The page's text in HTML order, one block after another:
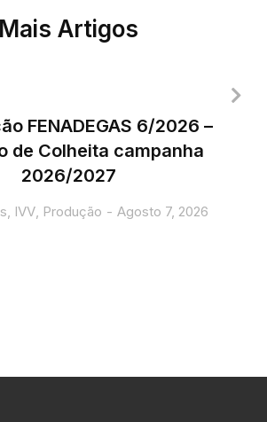
Mais Artigos
FENADEGAS 6/2026 –
de Colheita campanha
2026/2027
, IVV, Produção Agosto 7, 2026